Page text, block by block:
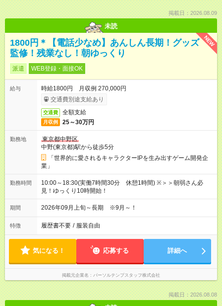
掲載日：2026.08.09
未読
NEW
1800円＊【電話少なめ】あんしん長期！グッズ
監修！残業なし！朝ゆっくり
派遣 WEB登録・面接OK
給与
時給1800円 月収例 270,000円
交通費別途支給あり
交通費 全額支給
月収例 25～30万円
勤務地
東京都中野区
中野(東京都)駅から徒歩5分
「世界的に愛されるキャラクターIPを生み出すゲーム開発企
業」
勤務時間
10:00～18:30(実働7時間30分 休憩1時間) ※＞＞朝弱さん必
見！ゆっくり10時開始！
期間 2026年09月上旬～長期 ※9月～！
特徴 履歴書不要 / 服装自由
気になる！ 応募する 詳細へ
掲載元企業名 パーソルテンプスタッフ株式会社
掲載日：2026.08.08